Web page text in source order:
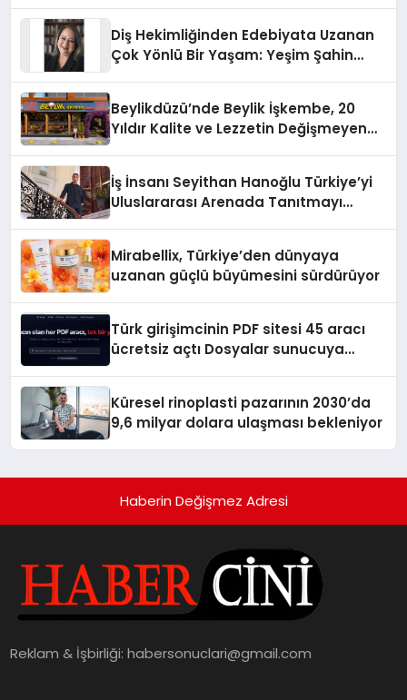
Diş Hekimliğinden Edebiyata Uzanan
Çok Yönlü Bir Yaşam: Yeşim Şahin
Beylikdüzü’nde Beylik İşkembe, 20
Yıldır Kalite ve Lezzetin Değişmeyen
İş İnsanı Seyithan Hanoğlu Türkiye’yi
Uluslararası Arenada Tanıtmayı
Mirabellix, Türkiye’den dünyaya
uzanan güçlü büyümesini sürdürüyor
Türk girişimcinin PDF sitesi 45 aracı
ücretsiz açtı Dosyalar sunucuya
Küresel rinoplasti pazarının 2030’da
9,6 milyar dolara ulaşması bekleniyor
Haberin Değişmez Adresi
Reklam & İşbirliği:habersonuclari@gmail.com